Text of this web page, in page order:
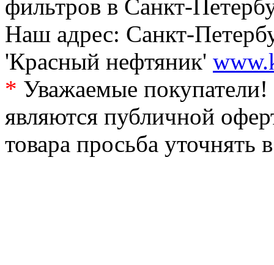
фильтров в Санкт-
Наш адрес: Санкт-
'Красный нефтяник'
* Уважаемые
являются публичной
товара просьба уточнять